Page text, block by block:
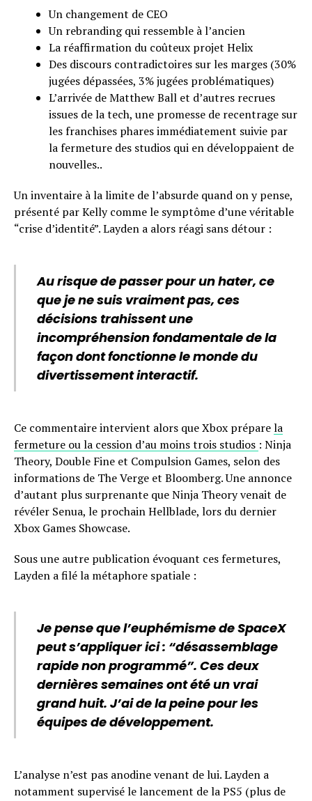
Un changement de CEO
Un rebranding qui ressemble à l’ancien
La réaffirmation du coûteux projet Helix
Des discours contradictoires sur les marges (30%
jugées dépassées, 3% jugées problématiques)
L’arrivée de Matthew Ball et d’autres recrues
issues de la tech, une promesse de recentrage sur
les franchises phares immédiatement suivie par
la fermeture des studios qui en développaient de
nouvelles..
Un inventaire à la limite de l’absurde quand on y pense,
présenté par Kelly comme le symptôme d’une véritable
“crise d’identité”. Layden a alors réagi sans détour :
Au risque de passer pour un hater, ce
que je ne suis vraiment pas, ces
décisions trahissent une
incompréhension fondamentale de la
façon dont fonctionne le monde du
divertissement interactif.
Ce commentaire intervient alors que Xbox préparela
fermeture ou la cession d’au moins trois studios : Ninja
Theory, Double Fine et Compulsion Games, selon des
informations de The Verge et Bloomberg. Une annonce
d’autant plus surprenante que Ninja Theory venait de
révéler Senua, le prochain Hellblade, lors du dernier
Xbox Games Showcase.
Sous une autre publication évoquant ces fermetures,
Layden a filé la métaphore spatiale :
Je pense que l’euphémisme de SpaceX
peut s’appliquer ici : “désassemblage
rapide non programmé”. Ces deux
dernières semaines ont été un vrai
grand huit. J’ai de la peine pour les
équipes de développement.
L’analyse n’est pas anodine venant de lui. Layden a
notamment supervisé le lancement de la PS5 (plus de